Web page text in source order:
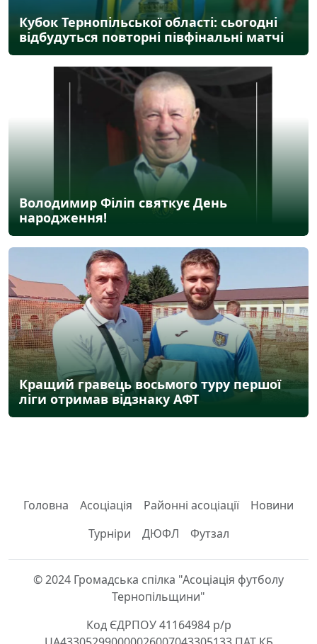
Кубок Тернопільської області: сьогодні
відбудуться повторні півфінальні матчі
Володимир Філіп святкує День
народження!
Кращий гравець восьмого туру першої
ліги отримав відзнаку АФТ
Головна Асоціація Районні асоціації
Новини
Турніри
ДЮФЛ Футзал
© 2024 Громадська спілка "Асоціація футболу
Тернопільщини"
Код ЄДРПОУ 41164984 р/р